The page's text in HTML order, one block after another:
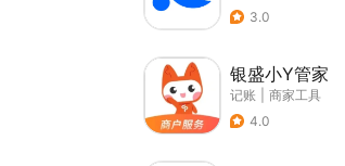
3.0
银盛小Y管家
记账
商家工具
4.0